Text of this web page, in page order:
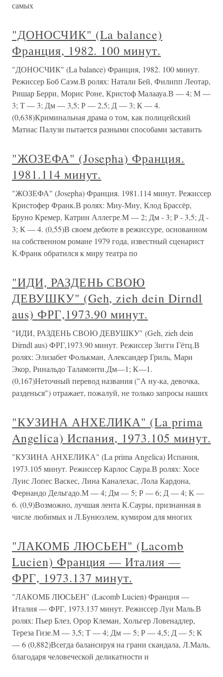
самых
"ДОНОСЧИК" (La balance)
Франция, 1982. 100 минут.
"ДОНОСЧИК" (La balance) Франция, 1982. 100 минут.
Режиссер Боб Саэм.В ролях: Натали Бей, Филипп Леотар,
Ришар Берри, Морис Роне, Кристоф Малаауа.В — 4; М —
3; Т — 3; Дм — 3,5; Р — 2,5; Д — 3; К — 4.
(0,638)Криминальная драма о том, как полицейский
Матиас Палузи пытается разными способами заставить
"ЖОЗЕФА" (Josepha) Франция.
1981.114 минут.
"ЖОЗЕФА" (Josepha) Франция. 1981.114 минут. Режиссер
Кристофер Франк.В ролях: Миу-Миу, Клод Брассёр,
Бруно Кремер, Катрин Аллегре.М — 2; Дм - 3; Р - 3,5; Д -
3; К — 4. (0,55)В своем дебюте в режиссуре, основанном
на собственном романе 1979 года, известный сценарист
К.Франк обратился к миру театра по
"ИДИ, РАЗДЕНЬ СВОЮ
ДЕВУШКУ" (Geh, zieh dein Dirndl
aus) ФРГ,1973.90 минут.
"ИДИ, РАЗДЕНЬ СВОЮ ДЕВУШКУ" (Geh, zieh dein
Dirndl aus) ФРГ,1973.90 минут. Режиссер Зигги Гётц.В
ролях: Элизабет Фолькман, Александер Гриль, Мари
Экор, Ринальдо Таламонти.Дм—1; К—1.
(0,167)Неточный перевод названия ("А ну-ка, девочка,
разденься") отражает, пожалуй, не только запросы наших
"КУЗИНА АНХЕЛИКА" (La prima
Angelica) Испания, 1973.105 минут.
"КУЗИНА АНХЕЛИКА" (La prima Angelica) Испания,
1973.105 минут. Режиссер Карлос Саура.В ролях: Хосе
Луис Лопес Васкес, Лина Каналехас, Лола Кардона,
Фернандо Дельгадо.М — 4; Дм — 5; Р — 6; Д — 4; К —
6. (0,9)Возможно, лучшая лента К.Сауры, признанная в
числе любимых и Л.Бунюэлем, кумиром для многих
"ЛАКОМБ ЛЮСЬЕН" (Lacomb
Lucien) Франция — Италия —
ФРГ, 1973.137 минут.
"ЛАКОМБ ЛЮСЬЕН" (Lacomb Lucien) Франция —
Италия — ФРГ, 1973.137 минут. Режиссер Луи Маль.В
ролях: Пьер Блез, Орор Клеман, Хольгер Ловенадлер,
Тереза Гизе.М — 3,5; Т — 4; Дм — 5; Р — 4,5; Д — 5; К
— 6 (0,882)Всегда балансируя на грани скандала, Л.Маль,
благодаря человеческой деликатности и